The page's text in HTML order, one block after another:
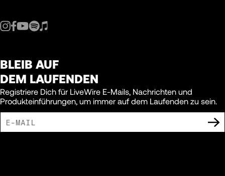
BLEIB AUF
DEM LAUFENDEN
Registriere Dich für LiveWire E-Mails, Nachrichten und
Produkteinführungen, um immer auf dem Laufenden zu sein.